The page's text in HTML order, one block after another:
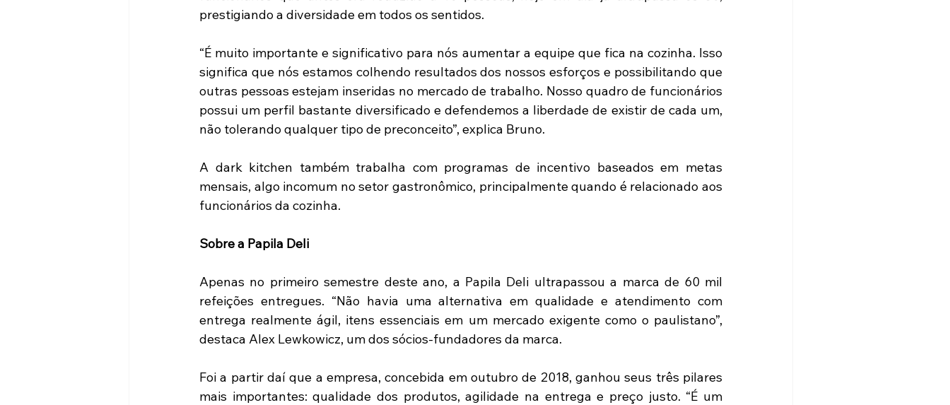
prestigiando a diversidade em todos os sentidos.
“É muito importante e significativo para nós aumentar a equipe que fica na cozinha. Isso
significa que nós estamos colhendo resultados dos nossos esforços e possibilitando que
outras pessoas estejam inseridas no mercado de trabalho. Nosso quadro de funcionários
possui um perfil bastante diversificado e defendemos a liberdade de existir de cada um,
não tolerando qualquer tipo de preconceito”, explica Bruno.
A dark kitchen também trabalha com programas de incentivo baseados em metas
mensais, algo incomum no setor gastronômico, principalmente quando é relacionado aos
funcionários da cozinha.
Sobre a Papila Deli
Apenas no primeiro semestre deste ano, a Papila Deli ultrapassou a marca de 60 mil
refeições entregues. “Não havia uma alternativa em qualidade e atendimento com
entrega realmente ágil, itens essenciais em um mercado exigente como o paulistano”,
destaca Alex Lewkowicz, um dos sócios-fundadores da marca.
Foi a partir daí que a empresa, concebida em outubro de 2018, ganhou seus três pilares
mais importantes: qualidade dos produtos, agilidade na entrega e preço justo. “É um